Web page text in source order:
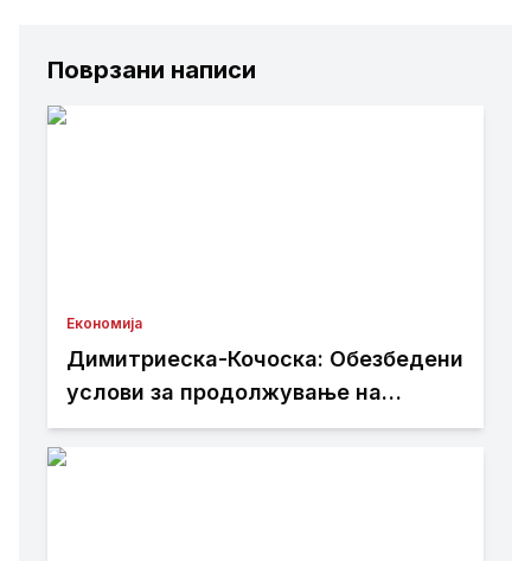
Поврзани написи
Економија
Димитриеска-Кочоска: Обезбедени
услови за продолжување на
изградбата на железничката пруга